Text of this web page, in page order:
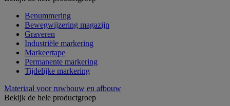
Benummering
Bewegwijzering magazijn
Graveren
Industriële markering
Markeertape
Permanente markering
Tijdelijke markering
Materiaal voor ruwbouw en afbouw
Bekijk de hele productgroep